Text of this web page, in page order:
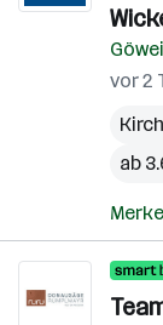
vor 2
ab